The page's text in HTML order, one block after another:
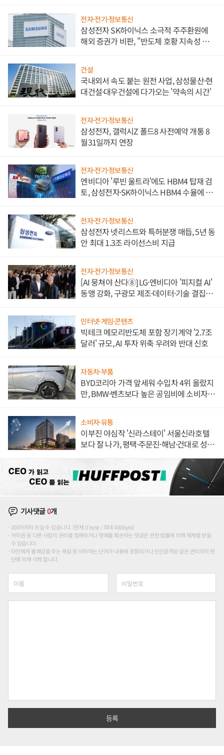
전자·전기·정보통신
삼성전자 SK하이닉스 소극적 주주환원에
해외 증권가 비판, "반도체 호황 지속성 의
건설
국내외서 속도 붙는 원전 사업, 삼성물산·현
대건설·대우건설에 다가오는 '약속의 시간'
전자·전기·정보통신
삼성전자, 갤럭시Z 폴드8 사전예약 개통 8
월31일까지 연장
전자·전기·정보통신
엔비디아 '루빈 울트라'에도 HBM4 탑재 검
토, 삼성전자·SK하이닉스 HBM4 수율에 주
전자·전기·정보통신
삼성전자 넷리스트와 특허분쟁 매듭, 5년 동
안 최대 1.3조 라이선스비 지급
전자·전기·정보통신
[AI 뭉쳐야 산다⑧] LG·엔비디아 '피지컬 AI'
동맹 강화, 구광모 제조·데이터·기술 결집
인터넷·게임·콘텐츠
빅테크 메모리반도체 포함 장기계약 '2.7조
달러' 규모, AI 투자 위축 우려와 반대 신호
자동차·부품
BYD코리아 가격 앞세워 수입차 4위 올랐지
만, BMW·벤츠보다 높은 공임비에 소비자
소비자·유통
이부진 야심작 '신라스테이' 서울신라호텔
보다 잘 나가, 평택·주문진·해남·건대로 성
기사댓글0개
200자까지 쓰실 수 있습니다. (현재 0 byte / 최대 400byte)
저작권 등 다른 사람의 권리를 침해하거나 명예를 훼손하는 댓글은 관련 법률에 의해 제재를 받을
수 있습니다.
타인에게 불쾌감을 주는 욕설 등 비하하는 단어가 내용에 포함되거나 인신공격성 글은 관리자의 판
단에 의해 삭제 합니다.